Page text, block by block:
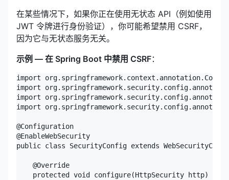
在某些情况下，如果你正在使用无状态 API（例如使用
JWT 令牌进行身份验证），你可能希望禁用 CSRF，
因为它与无状态服务无关。
示例 — 在 Spring Boot 中禁用 CSRF：
import
import
import
import
@Configuration
@EnableWebSecurity
public class SecurityConfig extends
@Override
protected void configure(HttpSecurity http)